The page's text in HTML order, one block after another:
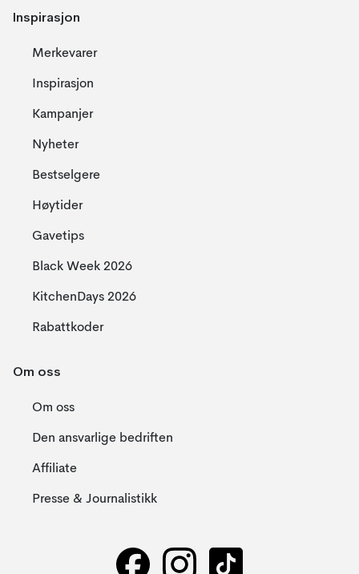
Inspirasjon
Merkevarer
Inspirasjon
Kampanjer
Nyheter
Bestselgere
Høytider
Gavetips
Black Week 2026
KitchenDays 2026
Rabattkoder
Om oss
Om oss
Den ansvarlige bedriften
Affiliate
Presse & Journalistikk